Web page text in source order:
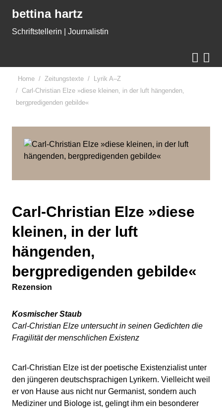
bettina hartz
Schriftstellerin | Journalistin
 
Home Zeitungstexte
Lyrik A–Z
Carl-Christian Elze »diese kleinen, in der luft hängenden,
bergpredigenden gebilde«
Carl-Christian Elze »diese
kleinen, in der luft
hängenden,
bergpredigenden gebilde«
Rezension
Kosmischer Staub
Carl-Christian Elze untersucht in seinen Gedichten die
Fragilität der menschlichen Existenz
Carl-Christian Elze ist der poetische Existenzialist unter
den jüngeren deutschsprachigen Lyrikern. Vielleicht weil
er von Hause aus nicht nur Germanist, sondern auch
Mediziner und Biologe ist, gelingt ihm ein besonderer